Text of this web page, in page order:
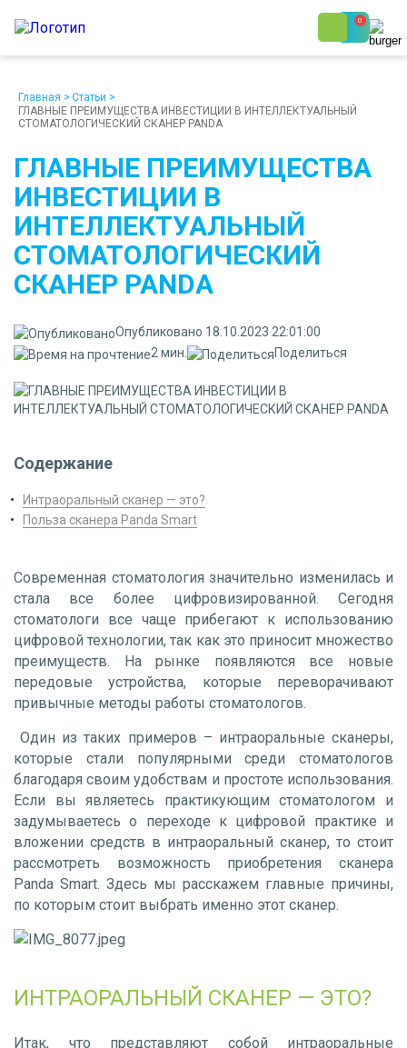
0
Ежедневно с 9:00 до 19:00
О компании
Доставка
Кредит/Лизинг
Проект клиники
Возврат
Статьи
Наши клиенты
Главная > Статьи >
ГЛАВНЫЕ ПРЕИМУЩЕСТВА ИНВЕСТИЦИИ В ИНТЕЛЛЕКТУАЛЬНЫЙ
СТОМАТОЛОГИЧЕСКИЙ СКАНЕР PANDA
ГЛАВНЫЕ ПРЕИМУЩЕСТВА
ИНВЕСТИЦИИ В
ИНТЕЛЛЕКТУАЛЬНЫЙ
СТОМАТОЛОГИЧЕСКИЙ
СКАНЕР PANDA
Опубликовано 18.10.2023 22:01:00
2 мин.
Поделиться
Содержание
Интраоральный сканер — это?
Польза сканера Panda Smart
Современная стоматология значительно изменилась и
стала все более цифровизированной. Сегодня
стоматологи все чаще прибегают к использованию
цифровой технологии, так как это приносит множество
преимуществ. На рынке появляются все новые
передовые устройства, которые переворачивают
привычные методы работы стоматологов.
Один из таких примеров – интраоральные сканеры,
которые стали популярными среди стоматологов
благодаря своим удобствам и простоте использования.
Если вы являетесь практикующим стоматологом и
задумываетесь о переходе к цифровой практике и
вложении средств в интраоральный сканер, то стоит
рассмотреть возможность приобретения сканера
Panda Smart. Здесь мы расскажем главные причины,
по которым стоит выбрать именно этот сканер.
ИНТРАОРАЛЬНЫЙ СКАНЕР — ЭТО?
Итак, что представляют собой интраоральные